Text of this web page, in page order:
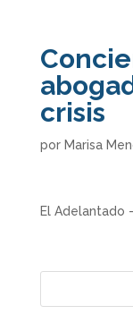
crisis
por Marisa
El Adelantado